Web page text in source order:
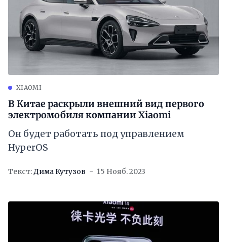
XIAOMI
В Китае раскрыли внешний вид первого
электромобиля компании Xiaomi
Он будет работать под управлением
HyperOS
Текст:Дима Кутузов 15 Нояб. 2023